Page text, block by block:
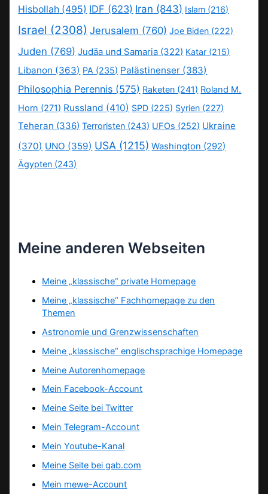
Hisbollah (495) IDF (623) Iran (843) Islam (216)
Israel (2308) Jerusalem (760) Joe Biden (222)
Juden (769) Judäa und Samaria (322) Katar (215)
Libanon (363) PA (235) Palästinenser (383)
Philosophia Perennis (575) Raketen (241) Roland M.
Horn (271) Russland (410) SPD (225) Syrien (227)
Teheran (336) Terroristen (243) UFOs (252) Ukraine
(370) UNO (359) USA (1215) Washington (292)
Ägypten (243)
Meine anderen Webseiten
Meine „klassische“ private Homepage
Meine „klassische“ Fachhomepage zu den
Themen
Astronomie und Grenzwissenschaften
Meine „klassische“ englischsprachige Homepage
Meine Autorenhomepage
Mein Facebook-Account
Meine Seite bei Twitter
Mein Telegram-Account
Mein Youtube-Kanal
Meine Seite bei gab.com
Mein mewe-Account